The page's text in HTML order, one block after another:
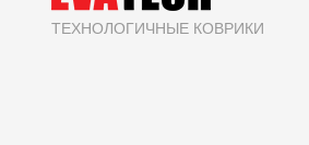
ТЕХНОЛОГИЧНЫЕ КОВРИКИ